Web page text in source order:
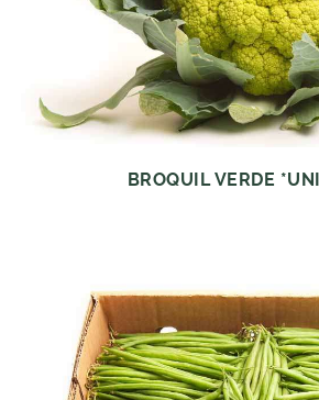
BROQUIL VERDE